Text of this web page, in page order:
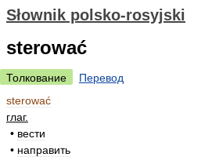
Słownik polsko-rosyjski
sterować
Толкование
Перевод
sterować
глаг.
• вести
• направить